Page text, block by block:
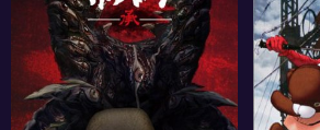
3532